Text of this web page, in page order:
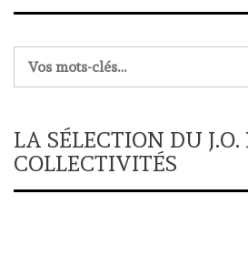
LA SÉLECTION DU J.O.
COLLECTIVITÉS